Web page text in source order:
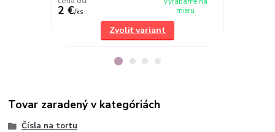
2 €/ks
mieru
Zvoliť variant
Tovar zaradený v kategóriách
Čísla na tortu